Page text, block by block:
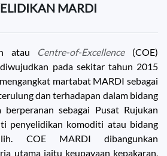
MARDI
atau Centre-of-Excellence(COE)
pada sekitar tahun 2015
martabat MARDI sebagai
dan terhadapan dalam bidang
berperanan sebagai Pusat Rujukan
penyelidikan komoditi atau bidang
COE MARDI dibangunkan
utama iaitu keupayaan kepakaran,